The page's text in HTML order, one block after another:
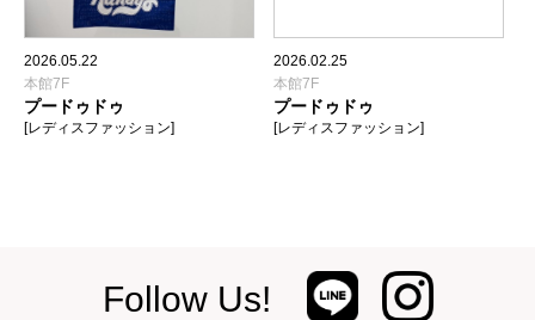
2026.05.22
本館7F
プードゥドゥ
[レディスファッション]
2026.02.25
本館7F
プードゥドゥ
[レディスファッション]
Follow Us!